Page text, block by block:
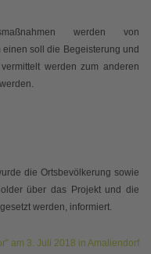
werden von
soll die Begeisterung und
werden zum anderen
die Ortsbevölkerung sowie
über das Projekt und die
werden, informiert.
am 3. Juli 2018 in Amaliendorf